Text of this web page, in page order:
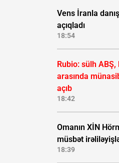
Vens İranla
açıqladı
18:54
Rubio: sülh
arasında
açıb
18:42
Omanın XİN
müsbət
18:39